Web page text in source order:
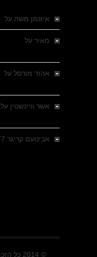
איזנמן משה על
מאיר על
אהוד מורסל על
אשר וויינשטין על
אבינועם קריגר 097432577
© 2014 כל הזכויות שמורות.